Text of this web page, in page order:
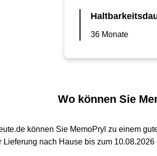
36 Monate
Wo können Sie
können Sie MemoPryl zu einem
Lieferung nach Hause bis zum